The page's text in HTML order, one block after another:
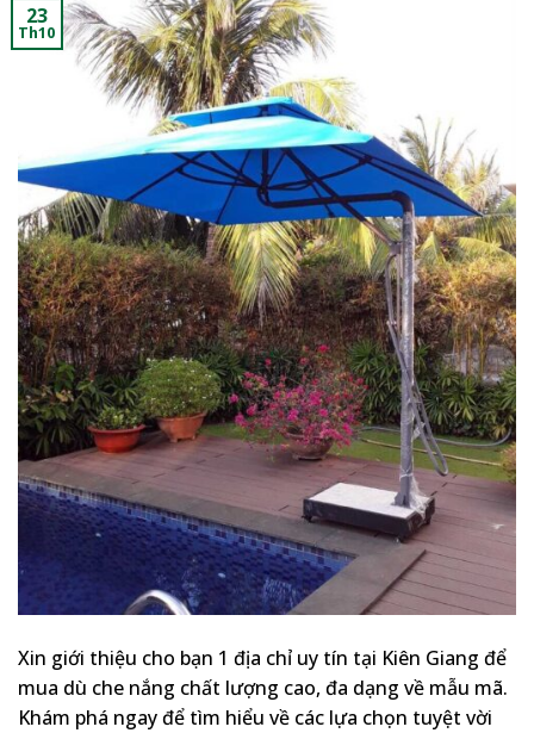
23
Th10
Xin giới thiệu cho bạn 1 địa chỉ uy tín tại Kiên Giang để
mua dù che nắng chất lượng cao, đa dạng về mẫu mã.
Khám phá ngay để tìm hiểu về các lựa chọn tuyệt vời